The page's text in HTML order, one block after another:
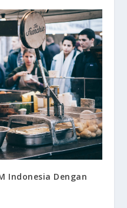
Indonesia Dengan